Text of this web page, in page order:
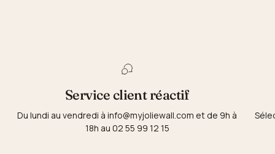
Service client réactif
Du lundi au vendredi à info@myjoliewall.com et de 9h à
18h au 02 55 99 12 15